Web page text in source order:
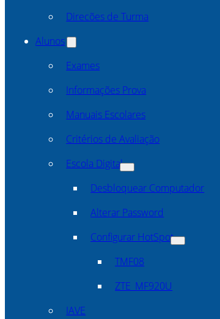
Direcões de Turma
Alunos
Exames
Informações Prova
Manuais Escolares
Critérios de Avaliação
Escola Digital
Desbloquear Computador
Alterar Password
Configurar HotSpot
TMF08
ZTE_MF920U
IAVE